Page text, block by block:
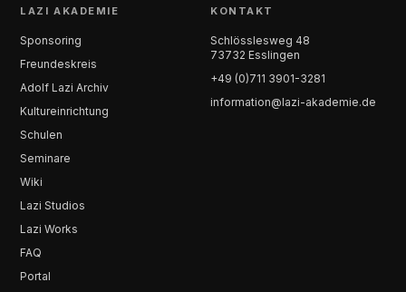
LAZI AKADEMIE
Sponsoring
Freundeskreis
Adolf Lazi Archiv
Kultureinrichtung
Schulen
Seminare
Wiki
Lazi Studios
Lazi Works
FAQ
Portal
KONTAKT
Schlösslesweg 48
73732 Esslingen
+49 (0)711 3901-3281
information@lazi-akademie.de